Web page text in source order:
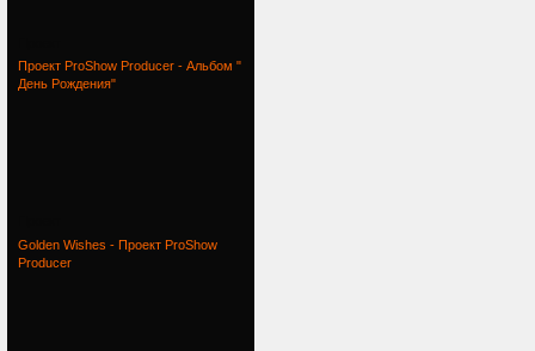
Проект ProShow Producer - Альбом "
День Рождения"
Golden Wishes - Проект ProShow
Producer